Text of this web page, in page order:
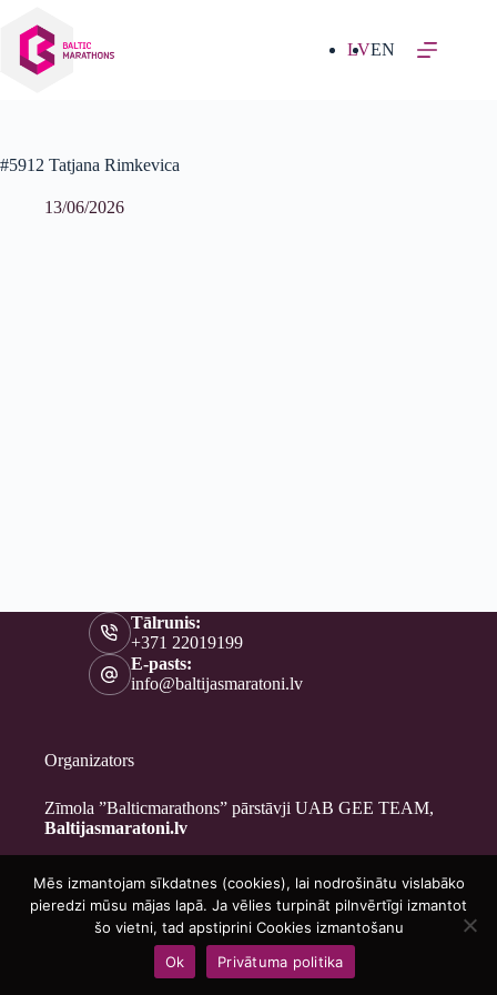
saturu
LVEN
#5912 Tatjana Rimkevica
13/06/2026
Tālrunis:
+371 22019199
E-pasts:
info@baltijasmaratoni.lv
Organizators
Zīmola ”Balticmarathons” pārstāvji UAB GEE TEAM,
Baltijasmaratoni.lv
Kontakti
Par mums
Brīvprātīgajiem
Privātuma politika
Copyright © 2026 - Baltijasmaratoni.lv
Mēs izmantojam sīkdatnes (cookies), lai nodrošinātu vislabāko
pieredzi mūsu mājas lapā. Ja vēlies turpināt pilnvērtīgi izmantot
šo vietni, tad apstiprini Cookies izmantošanu
Ok
Privātuma politika